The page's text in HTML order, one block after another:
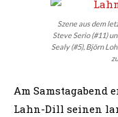
Szene aus dem
Steve Serio (#11)
Sealy (#5), Björn
Am Samstagabend
Lahn-Dill seinen